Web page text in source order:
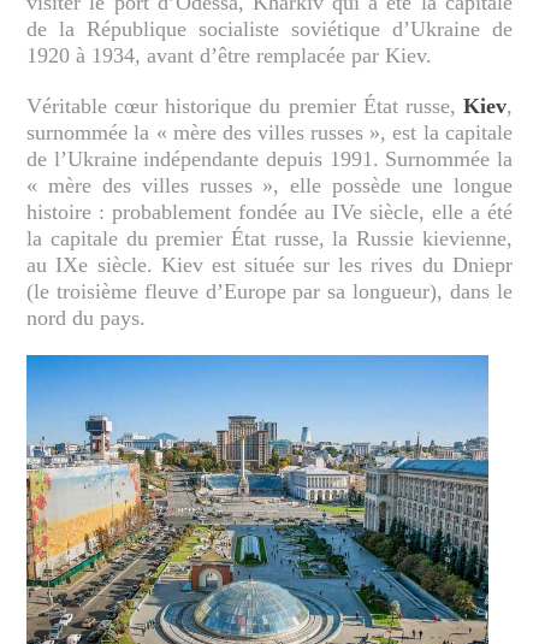
de la République socialiste soviétique d’Ukraine de
1920 à 1934, avant d’être remplacée par Kiev.
Véritable cœur historique du premier État russe, Kiev,
surnommée la « mère des villes russes », est la capitale
de l’Ukraine indépendante depuis 1991. Surnommée la
« mère des villes russes », elle possède une longue
histoire : probablement fondée au IVe siècle, elle a été
la capitale du premier État russe, la Russie kievienne,
au IXe siècle. Kiev est située sur les rives du Dniepr
(le troisième fleuve d’Europe par sa longueur), dans le
nord du pays.